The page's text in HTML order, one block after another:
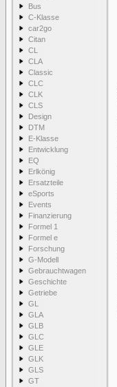
Bus
C-Klasse
car2go
Citan
CL
CLA
Classic
CLC
CLK
CLS
Design
DTM
E-Klasse
Entwicklung
EQ
Erlkönig
Ersatzteile
eSports
Events
Finanzierung
Formel 1
Formel e
Forschung
G-Modell
Gebrauchtwagen
Geschichte
Getriebe
GL
GLA
GLB
GLC
GLE
GLK
GLS
GT